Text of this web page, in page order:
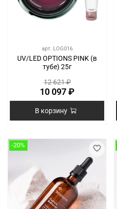
арт. LOG016
UV/LED OPTIONS PINK (в
тубе) 25г
12 621 ₽
10 097 ₽
В корзину
-20%